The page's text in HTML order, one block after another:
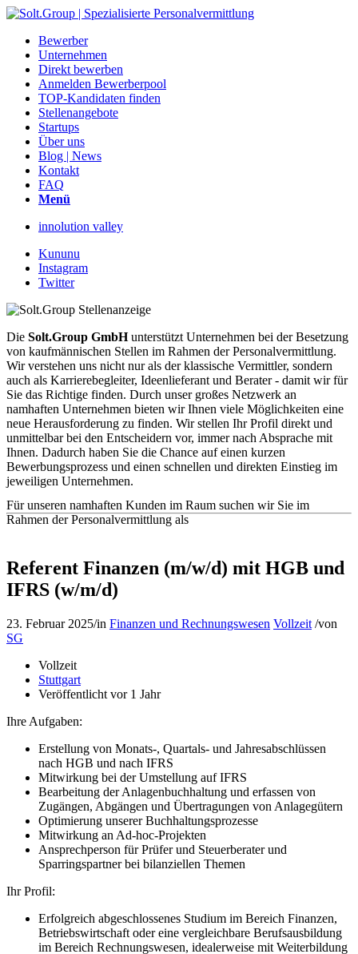
Bewerber
Unternehmen
Direkt bewerben
Anmelden Bewerberpool
TOP-Kandidaten finden
Stellenangebote
Startups
Über uns
Blog | News
Kontakt
FAQ
Menü
innolution valley
Kununu
Instagram
Twitter
Die Solt.Group GmbHunterstützt Unternehmen bei der Besetzung
von kaufmännischen Stellen im Rahmen der Personalvermittlung.
Wir verstehen uns nicht nur als der klassische Vermittler, sondern
auch als Karrierebegleiter, Ideenlieferant und Berater - damit wir für
Sie das Richtige finden. Durch unser großes Netzwerk an
namhaften Unternehmen bieten wir Ihnen viele Möglichkeiten eine
neue Herausforderung zu finden. Wir stellen Ihr Profil direkt und
unmittelbar bei den Entscheidern vor, immer nach Absprache mit
Ihnen. Dadurch haben Sie die Chance auf einen kurzen
Bewerbungsprozess und einen schnellen und direkten Einstieg im
jeweiligen Unternehmen.
Für unseren namhaften Kunden im Raum suchen wir Sie im
Rahmen der Personalvermittlung als
Referent Finanzen (m/w/d) mit HGB und
IFRS (w/m/d)
23. Februar 2025/in Finanzen und Rechnungswesen Vollzeit /von
SG
Vollzeit
Stuttgart
Veröffentlicht vor 1 Jahr
Ihre Aufgaben:
Erstellung von Monats-, Quartals- und Jahresabschlüssen
nach HGB und nach IFRS
Mitwirkung bei der Umstellung auf IFRS
Bearbeitung der Anlagenbuchhaltung und erfassen von
Zugängen, Abgängen und Übertragungen von Anlagegütern
Optimierung unserer Buchhaltungsprozesse
Mitwirkung an Ad-hoc-Projekten
Ansprechperson für Prüfer und Steuerberater und
Sparringspartner bei bilanziellen Themen
Ihr Profil:
Erfolgreich abgeschlossenes Studium im Bereich Finanzen,
Betriebswirtschaft oder eine vergleichbare Berufsausbildung
im Bereich Rechnungswesen, idealerweise mit Weiterbildung